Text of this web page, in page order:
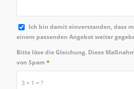
Ich bin damit einverstanden, dass
einem passenden Angebot weiter
3 + 1 = ?
Bitte löse die Gleichung. Diese
von Spam *